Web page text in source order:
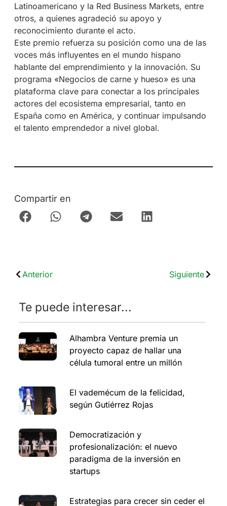
Latinoamericano y la Red Business Markets, entre
otros, a quienes agradeció su apoyo y
reconocimiento durante el acto.
Este premio refuerza su posición como una de las
voces más influyentes en el mundo hispano
hablante del emprendimiento y la innovación. Su
programa «Negocios de carne y hueso» es una
plataforma clave para conectar a los principales
actores del ecosistema empresarial, tanto en
España como en América, y continuar impulsando
el talento emprendedor a nivel global.
Compartir en
Anterior Siguiente
Te puede interesar...
Alhambra Venture premia un
proyecto capaz de hallar una
célula tumoral entre un millón
El vademécum de la felicidad,
según Gutiérrez Rojas
Democratización y
profesionalización: el nuevo
paradigma de la inversión en
startups
Estrategias para crecer sin ceder el